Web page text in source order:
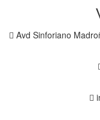
Avd Sinforiano